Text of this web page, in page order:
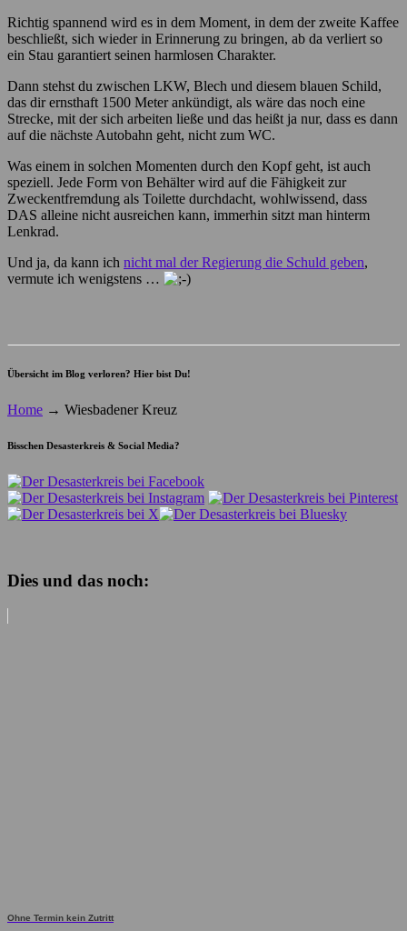
Richtig spannend wird es in dem Moment, in dem der zweite Kaffee
beschließt, sich wieder in Erinnerung zu bringen, ab da verliert so
ein Stau garantiert seinen harmlosen Charakter.
Dann stehst du zwischen LKW, Blech und diesem blauen Schild,
das dir ernsthaft 1500 Meter ankündigt, als wäre das noch eine
Strecke, mit der sich arbeiten ließe und das heißt ja nur, dass es dann
auf die nächste Autobahn geht, nicht zum WC.
Was einem in solchen Momenten durch den Kopf geht, ist auch
speziell. Jede Form von Behälter wird auf die Fähigkeit zur
Zweckentfremdung als Toilette durchdacht, wohlwissend, dass
DAS alleine nicht ausreichen kann, immerhin sitzt man hinterm
Lenkrad.
Und ja, da kann ich nicht mal der Regierung die Schuld geben,
vermute ich wenigstens …
Übersicht im Blog verloren? Hier bist Du!
Home → Wiesbadener Kreuz
Bisschen Desasterkreis & Social Media?
Dies und das noch:
Ohne Termin kein Zutritt